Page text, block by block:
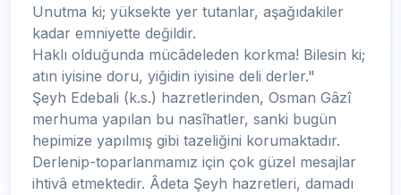
Unutma ki; yüksekte yer tutanlar, aşağıdakiler
kadar emniyette değildir.
Haklı olduğunda mücâdeleden korkma! Bilesin ki;
atın iyisine doru, yiğidin iyisine deli derler."
Şeyh Edebali (k.s.) hazretlerinden, Osman Gâzî
merhuma yapılan bu nasîhatler, sanki bugün
hepimize yapılmış gibi tazeliğini korumaktadır.
Derlenip-toparlanmamız için çok güzel mesajlar
ihtivâ etmektedir. Âdeta Şeyh hazretleri, damadı